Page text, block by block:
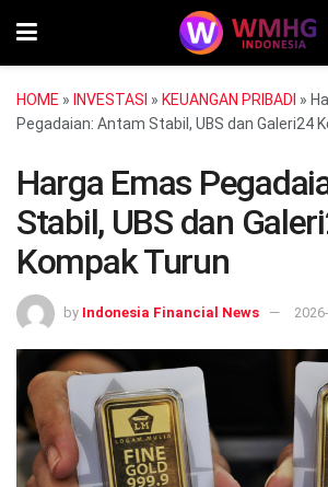
HOME » INVESTASI » KEUANGAN PRIBADI »
Pegadaian: Antam Stabil, UBS dan Galeri24
Harga Emas
Stabil, UBS dan
Kompak Turun
by Indonesia Financial News